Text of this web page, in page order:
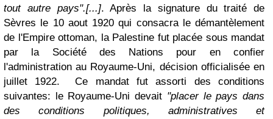
tout autre pays".[...]. Après la signature du traité de
Sèvres le 10 aout 1920 qui consacra le démantèlement
de l'Empire ottoman, la Palestine fut placée sous mandat
par la Société des Nations pour en confier
l'administration au Royaume-Uni, décision officialisée en
juillet 1922. Ce mandat fut assorti des conditions
suivantes: le Royaume-Uni devait "placer le pays dans
des conditions politiques, administratives et